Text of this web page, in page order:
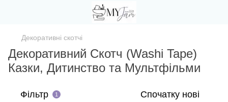
Декоративні скотчі
Декоративний Скотч (Washi Tape)
Казки, Дитинство та Мультфільми
Фільтр 1 Спочатку нові